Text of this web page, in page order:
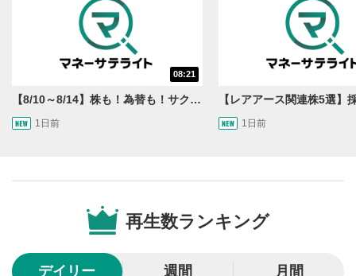
10秒戻し/10秒送り
10秒、動画を巻き戻し/早送りします。
再生位置を示しています。再生したい位置をクリック
するとその位置から動画が再生されます。
スライダーを上下すると音量が調整できます。
8
全画面表示
08:21
【8/10～8/14】株も！為替も！サクッと！来週のマーケット見通し＜Next View＞
1日前 1日前
再生数ランキング
デイリー 週間 月間